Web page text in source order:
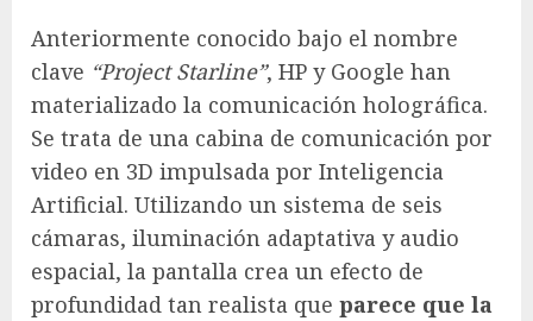
Anteriormente conocido bajo el nombre
clave “Project Starline”, HP y Google han
materializado la comunicación holográfica.
Se trata de una cabina de comunicación por
video en 3D impulsada por Inteligencia
Artificial. Utilizando un sistema de seis
cámaras, iluminación adaptativa y audio
espacial, la pantalla crea un efecto de
profundidad tan realista que parece que la